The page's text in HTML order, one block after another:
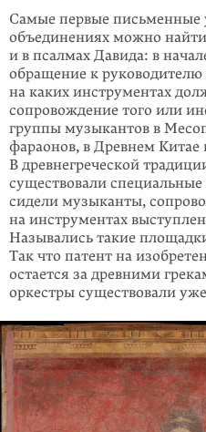
Самые первые письменные
объединениях можно
и в псалмах Давида: в
обращение к
на каких инструментах
сопровождение того или
группы музыкантов в
фараонов, в Древнем
В древнегреческой
существовали
сидели музыканты,
на инструментах
Назывались такие
Так что патент на
остается за древними
оркестры существовали